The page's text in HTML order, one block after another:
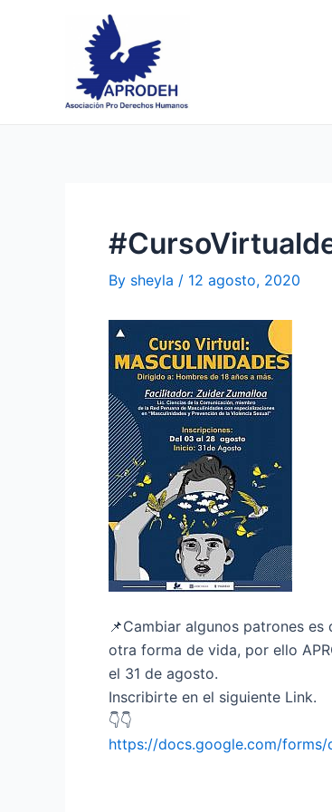
By sheyla / 12 agosto, 2020
📌Cambiar algunos patrones
otra forma de vida, por ello
el 31 de agosto.
Inscribirte en el siguiente Link.
👇👇
https://docs.google.com/forms/
navigation